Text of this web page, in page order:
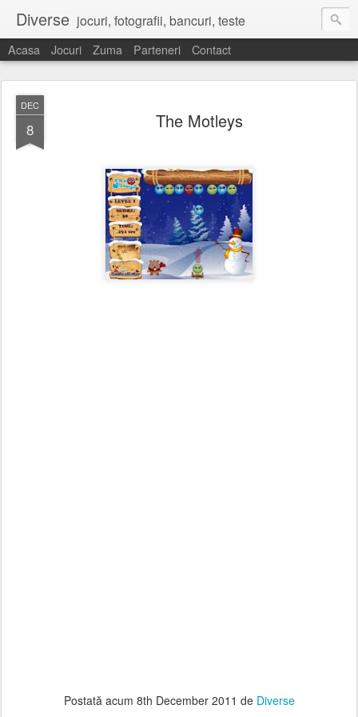
Diverse jocuri, fotografii, bancuri, teste
Acasa Jocuri Zuma Parteneri Contact
DEC
8 The Motleys
Postată acum 8th December 2011 de Diverse